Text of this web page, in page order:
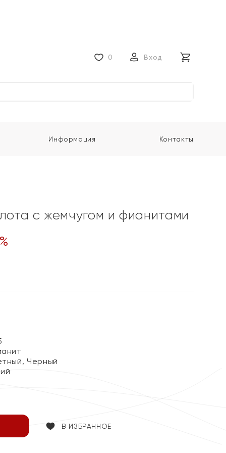
0 Вход
Информация Контакты
с жемчугом и фианитами
%
Черный
В ИЗБРАННОЕ